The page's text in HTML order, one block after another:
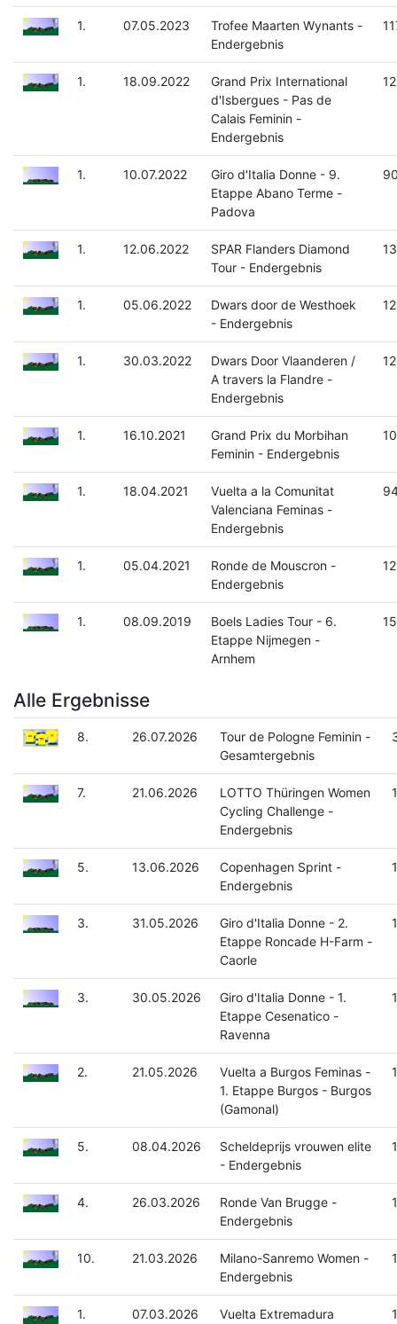
1. 07.05.2023
Trofee Maarten Wynants -
Endergebnis
1. 18.09.2022
Grand Prix International
d'Isbergues - Pas de
Calais Feminin -
Endergebnis
1. 10.07.2022
Giro d'Italia Donne - 9.
Etappe Abano Terme -
Padova
1. 12.06.2022
SPAR Flanders Diamond
Tour - Endergebnis
1. 05.06.2022
Dwars door de Westhoek
- Endergebnis
1. 30.03.2022
Dwars Door Vlaanderen /
A travers la Flandre -
Endergebnis
1. 16.10.2021
Grand Prix du Morbihan
Feminin - Endergebnis
1. 18.04.2021
Vuelta a la Comunitat
Valenciana Feminas -
Endergebnis
1. 05.04.2021
Ronde de Mouscron -
Endergebnis
1. 08.09.2019
Boels Ladies Tour - 6.
Etappe Nijmegen -
Arnhem
Alle Ergebnisse
8. 26.07.2026
Tour de Pologne Feminin -
Gesamtergebnis
7. 21.06.2026
LOTTO Thüringen Women
Cycling Challenge -
Endergebnis
5. 13.06.2026
Copenhagen Sprint -
Endergebnis
3. 31.05.2026
Giro d'Italia Donne - 2.
Etappe Roncade H-Farm -
Caorle
3. 30.05.2026
Giro d'Italia Donne - 1.
Etappe Cesenatico -
Ravenna
2. 21.05.2026
Vuelta a Burgos Feminas -
1. Etappe Burgos - Burgos
(Gamonal)
5. 08.04.2026
Scheldeprijs vrouwen elite
- Endergebnis
4. 26.03.2026
Ronde Van Brugge -
Endergebnis
10. 21.03.2026
Milano-Sanremo Women -
Endergebnis
1. 07.03.2026
Vuelta Extremadura